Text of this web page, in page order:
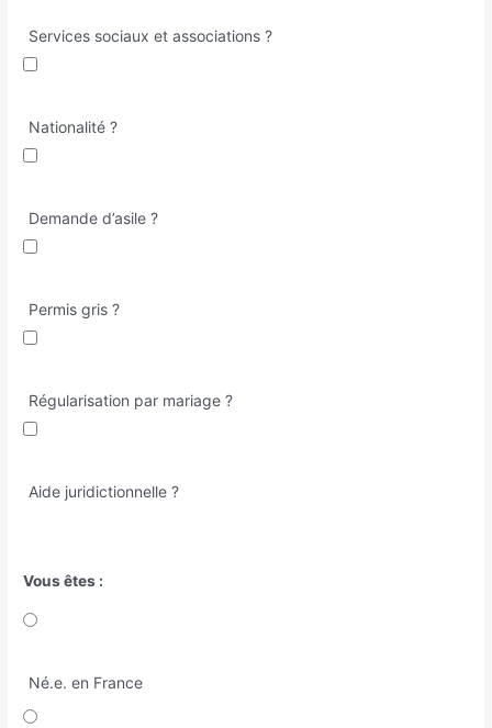
Services sociaux et associations ?
Nationalité ?
Demande d’asile ?
Permis gris ?
Régularisation par mariage ?
Aide juridictionnelle ?
Vous êtes :
Né.e. en France